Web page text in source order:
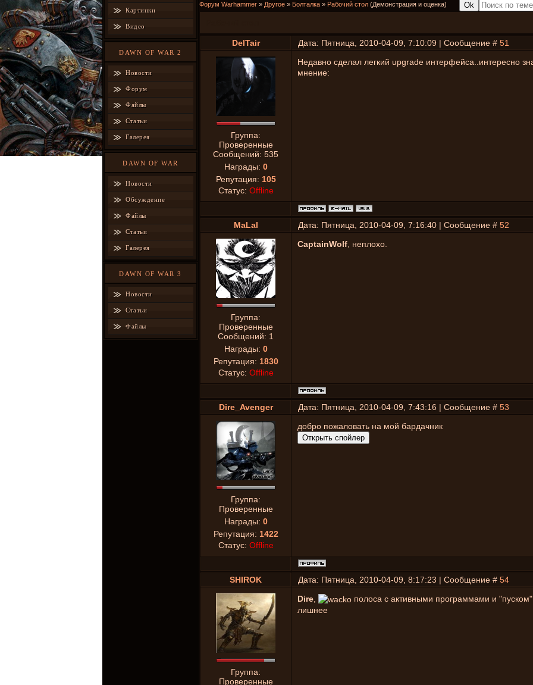
Картинки
Видео
DAWN OF WAR 2
Новости
Форум
Файлы
Статьи
Галерея
DAWN OF WAR
Новости
Обсуждение
Файлы
Статьи
Галерея
DAWN OF WAR 3
Новости
Статьи
Файлы
Форум Warhammer » Другое » Болталка » Рабочий стол (Демонстрация и оценка)
DelTair Дата: Пятница, 2010-04-09, 7:10:09 | Сообщение # 51
Группа:
Проверенные
Сообщений: 535
Награды: 0
Репутация: 105
Статус: Offline
Недавно сделал легкий upgrade интерфейса..интересно
мнение:
MaLal Дата: Пятница, 2010-04-09, 7:16:40 | Сообщение # 52
Группа:
Проверенные
Сообщений: 1
Награды: 0
Репутация: 1830
Статус: Offline
CaptainWolf , неплохо.
Dire_Avenger Дата: Пятница, 2010-04-09, 7:43:16 | Сообщение # 53
Группа:
Проверенные
Награды: 0
Репутация: 1422
Статус: Offline
добро пожаловать на мой бардачник
SHIROK Дата: Пятница, 2010-04-09, 8:17:23 | Сообщение # 54
Группа:
Проверенные
Dire
полоса с активными программами и "пуском"
лишнее